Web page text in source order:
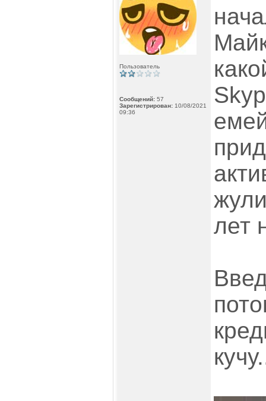
Пользователь
Сообщений: 57
Зарегистрирован: 10/08/2021
09:36
лет